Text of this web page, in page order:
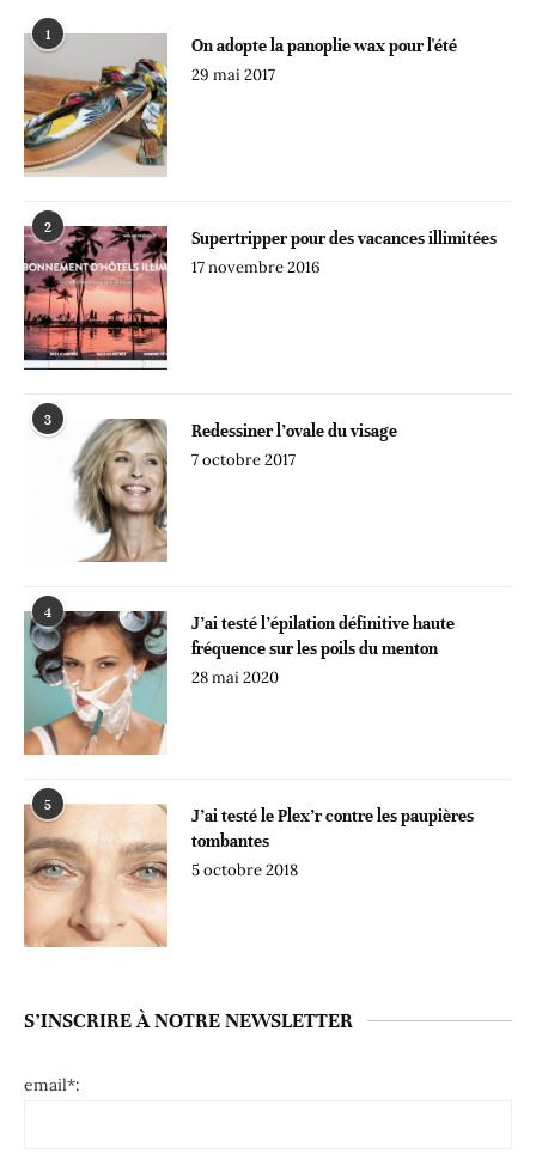
1
On adopte la panoplie wax pour l'été
29 mai 2017
2
Supertripper pour des vacances illimitées
17 novembre 2016
3
Redessiner l’ovale du visage
7 octobre 2017
4
J’ai testé l’épilation définitive haute
fréquence sur les poils du menton
28 mai 2020
5
J’ai testé le Plex’r contre les paupières
tombantes
5 octobre 2018
S’INSCRIRE À NOTRE NEWSLETTER
email*: